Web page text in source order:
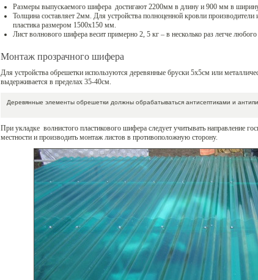
Размеры выпускаемого шифера достигают 2200мм в длину и 900 мм в
Толщина составляет 2мм. Для устройства полноценной кровли производители
пластика размером 1500х150 мм.
Лист волнового шифера весит примерно 2, 5 кг – в несколько раз легче любого
Монтаж прозрачного шифера
Для устройства обрешетки используются деревянные бруски 5х5см или
выдерживается в пределах 35-40см.
Деревянные элементы обрешетки должны обрабатываться антисептиками и
При укладке волнистого пластикового шифера следует учитывать направление
местности и производить монтаж листов в противоположную сторону.